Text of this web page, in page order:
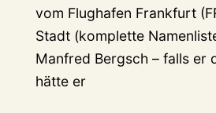
vom Flughafen Frankfurt
Stadt (komplette
Manfred Bergsch – falls er
hätte er